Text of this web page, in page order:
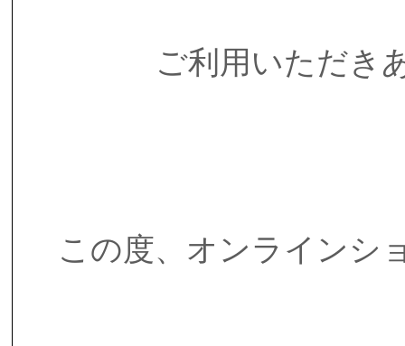
ご利用いただき
この度、オンラインシ